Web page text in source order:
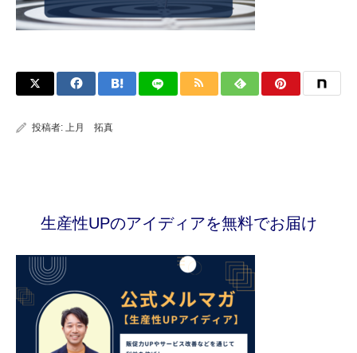
投稿者: 上月 拓真
生産性UPのアイディアを無料でお届け